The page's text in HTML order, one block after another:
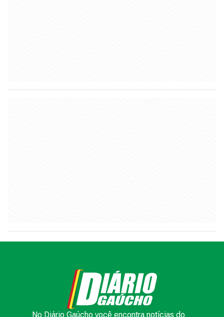
No Diário Gaúcho você encontra notícias do